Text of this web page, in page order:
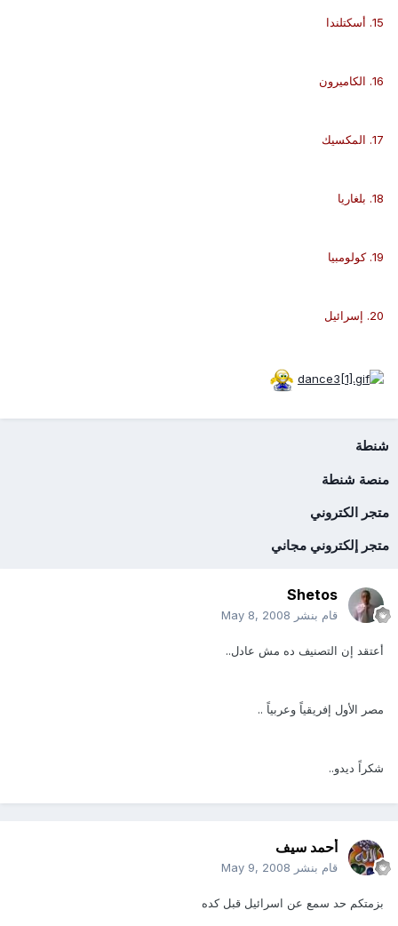
15. أسكتلندا
16. الكاميرون
17. المكسيك
18. بلغاريا
19. كولومبيا
20. إسرائيل
شنطة
منصة شنطة
متجر الكتروني
متجر إلكتروني مجاني
Shetos
قام بنشر May 8, 2008
أعتقد إن التصنيف ده مش عادل..
مصر الأول إفريقياً وعربياً ..
شكراً ديدو..
أحمد سيف
قام بنشر May 9, 2008
بزمتكم حد سمع عن اسرائيل قبل كده